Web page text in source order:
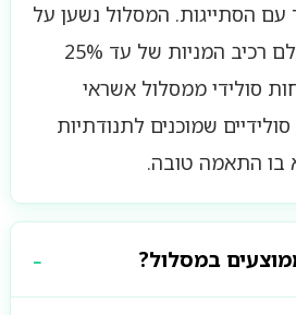
עם הסתייגות. המסלול נשען על
בסיס חוב סולידי, אולם רכיב המניות של עד 25%
סולידי ממסלול אשראי
שמוכנים לתנודתיות
בו התאמה טובה.
במסלול?